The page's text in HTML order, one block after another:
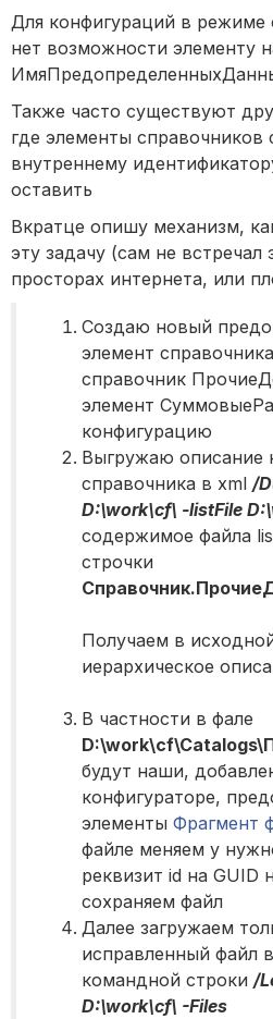
Для конфигураций в режиме
нет возможности элементу
Также часто существуют
где элементы
внутреннему
оставить
Вкратце опишу механизм,
эту задачу (сам не встречал
просторах интернета, или
Создаю новый
элемент
справочник
элемент
конфигурацию
Выгружаю описание
справочника в xml /
D:\work\cf\ -listFile
содержимое файла
строчки
Получаем в
иерархическое
В частности в фале
будут наши,
конфигураторе,
элементы Фрагмент
файле меняем у
реквизит id на GUID
сохраняем файл
Далее загружаем
исправленный файл
командной строки /
D:\work\cf\ -Files